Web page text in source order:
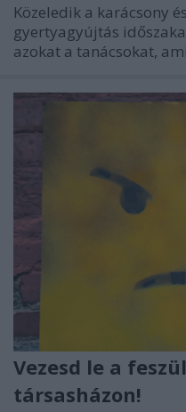
Közeledik a karácsony
gyertyagyújtás
azokat a tanácsokat,
Vezesd le a
társasházon!